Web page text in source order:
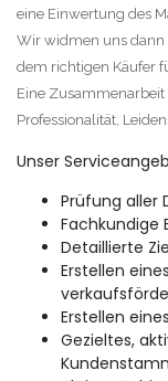
eine Einwertung des
Wir widmen uns dann
dem richtigen Käufer
Eine
Professionalität,
Unser
Prüfung aller
Fachkundige
Detaillierte
Erstellen
Erstellen
Gezieltes,